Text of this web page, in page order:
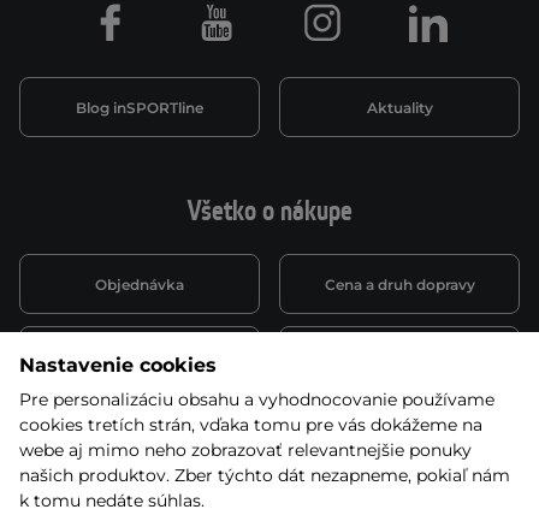
Všetko o nákupe
Objednávka Cena a druh dopravy
Spôsob platby
Montáž a servis Reklamácie a záruka
Kariéra
Blog inSPORTline Aktuality
Facebook Youtube Instagram LinkedIn
Nastavenie cookies
Pre personalizáciu obsahu a vyhodnocovanie používame
cookies tretích strán, vďaka tomu pre vás dokážeme na
webe aj mimo neho zobrazovať relevantnejšie ponuky
našich produktov. Zber týchto dát nezapneme, pokiaľ nám
k tomu nedáte súhlas.